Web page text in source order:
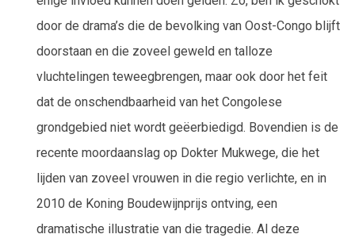
door de drama’s die de bevolking van Oost-Congo blijft
doorstaan en die zoveel geweld en talloze
vluchtelingen teweegbrengen, maar ook door het feit
dat de onschendbaarheid van het Congolese
grondgebied niet wordt geëerbiedigd. Bovendien is de
recente moordaanslag op Dokter Mukwege, die het
lijden van zoveel vrouwen in die regio verlichte, en in
2010 de Koning Boudewijnprijs ontving, een
dramatische illustratie van die tragedie. Al deze